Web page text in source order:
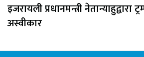
इजरायली प्रधानमन्त्री नेतान्याहुद्वारा
अस्वीकार